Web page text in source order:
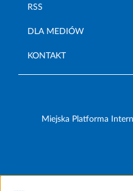
RSS
DLA MEDIÓW
KONTAKT
Miejska Platforma